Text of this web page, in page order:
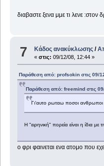
διαβαστε ξενα μμε τι λενε
7 Κάδος ανακύκλωσης /
«στις: 09/12/08, 12:44 »
Παράθεση από: profsokin στις 09/
Παράθεση από: freemind στις
Γι'αυτο ρωταω ποσοι ανθρωποι
Η "ειρηνική" πορεία είναι η ίδια
ο φρι φαινεται ενα ατομο που